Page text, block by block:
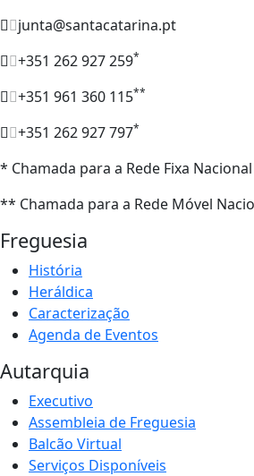
junta@santacatarina.pt
+351 262 927 259*
+351 961 360 115**
+351 262 927 797*
* Chamada para a Rede Fixa Nacional
** Chamada para a Rede Móvel
Freguesia
História
Heráldica
Caracterização
Agenda de Eventos
Autarquia
Executivo
Assembleia de Freguesia
Balcão Virtual
Serviços Disponíveis